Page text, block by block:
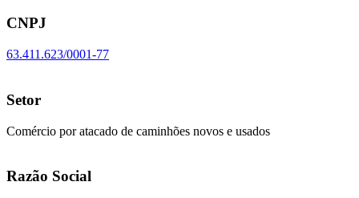
CNPJ
63.411.623/0001-77
Setor
Comércio por atacado de caminhões novos e usados
Razão Social